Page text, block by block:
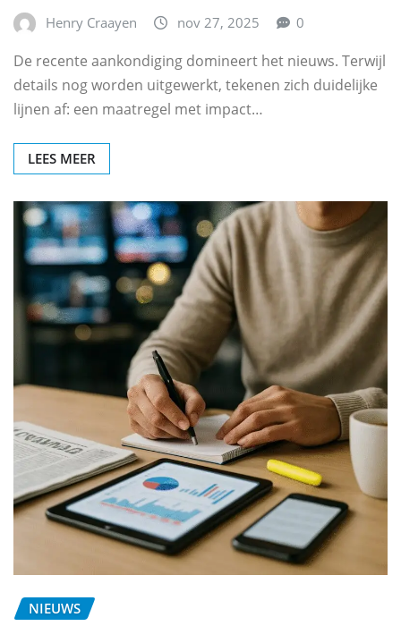
Henry Craayen nov 27, 2025 0
De recente aankondiging domineert het nieuws. Terwijl
details nog worden uitgewerkt, tekenen zich duidelijke
lijnen af: een maatregel met impact…
LEES MEER
NIEUWS